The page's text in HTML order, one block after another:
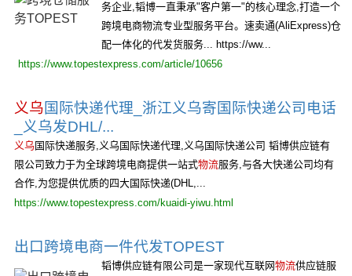
务企业,韬博一直秉承"客户第一"的核心理念,打造一个
跨境电商物流专业型服务平台。速卖通(AliExpress)仓
配一体化的代发货服务... https://ww...
https://www.topestexpress.com/article/10656
义乌国际快递代理_浙江义乌寄国际快递公司电话
_义乌发DHL/...
义乌 国际快递服务,义乌国际快递代理,义乌国际快递公司 韬博供应链有
限公司致力于为全球跨境电商提供一站式物流服务,与各大快递公司均有
合作,为您提供优质的四大国际快递(DHL,...
https://www.topestexpress.com/kuaidi-yiwu.html
出口跨境电商一件代发TOPEST
韬博供应链有限公司是一家现代互联网物流供应链服